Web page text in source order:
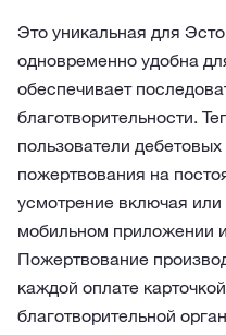
Это уникальная для
одновременно удобна
обеспечивает
благотворительности.
пользователи
пожертвования на
усмотрение включая
мобильном приложении
Пожертвование
каждой оплате
благотворительной